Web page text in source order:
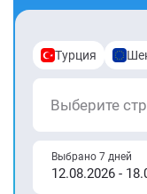
Турция
Выберите
Выбрано 7 дней